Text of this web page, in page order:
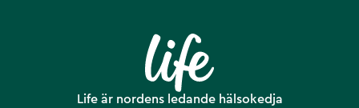
Life är nordens ledande hälsokedja